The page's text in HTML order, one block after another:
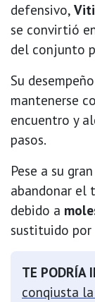
defensivo,
se convirtió
del conjunto
Su
mantenerse
encuentro y
pasos.
Pese a su
abandonar el
debido a
sustituido por
TE PODRÍA
conqiusta la